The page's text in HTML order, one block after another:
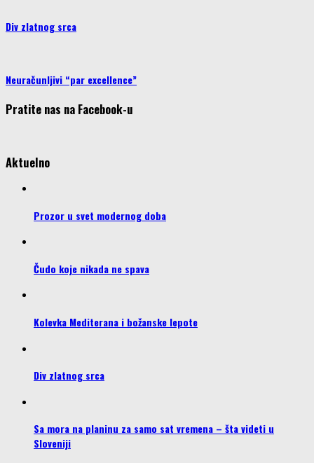
Div zlatnog srca
Neuračunljivi “par excellence”
Pratite nas na Facebook-u
Aktuelno
Prozor u svet modernog doba
Čudo koje nikada ne spava
Kolevka Mediterana i božanske lepote
Div zlatnog srca
Sa mora na planinu za samo sat vremena – šta videti u
Sloveniji